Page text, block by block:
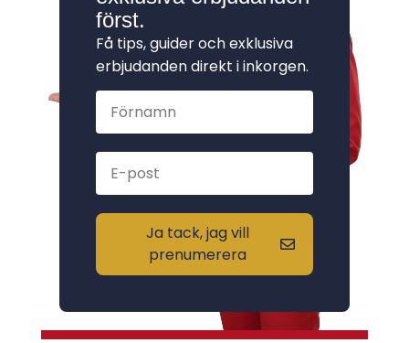
först.
Få tips, guider och exklusiva
erbjudanden direkt i inkorgen.
Ja tack, jag vill
prenumerera